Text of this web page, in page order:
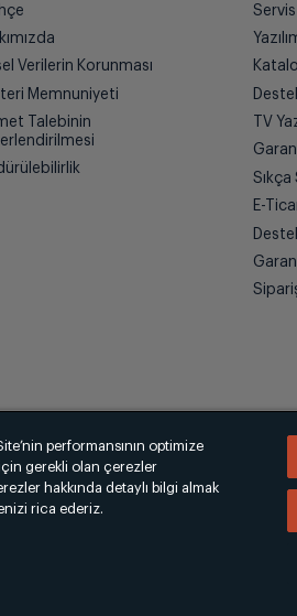
Verilerin Korunması
Memnuniyeti
Talebinin
TV
E-
performansının optimize
gerekli olan çerezler
hakkında detaylı bilgi almak
rica ederiz.